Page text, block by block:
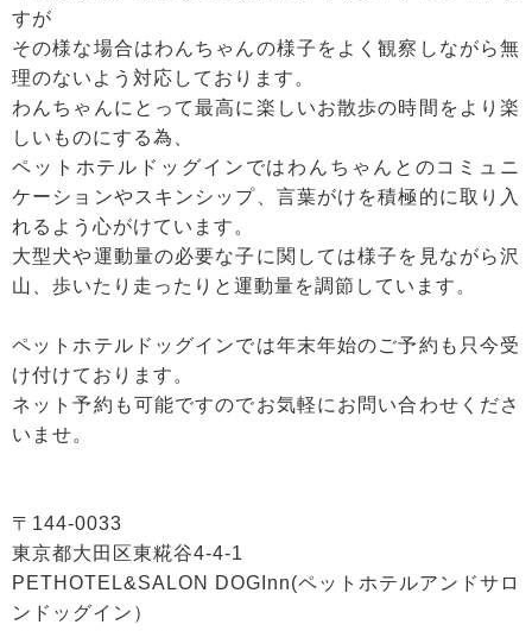
すが
その様な場合はわんちゃんの様子をよく観察しながら無
理のないよう対応しております。
わんちゃんにとって最高に楽しいお散歩の時間をより楽
しいものにする為、
ペットホテルドッグインではわんちゃんとのコミュニ
ケーションやスキンシップ、言葉がけを積極的に取り入
れるよう心がけています。
大型犬や運動量の必要な子に関しては様子を見ながら沢
山、歩いたり走ったりと運動量を調節しています。
ペットホテルドッグインでは年末年始のご予約も只今受
け付けております。
ネット予約も可能ですのでお気軽にお問い合わせくださ
いませ。
〒144-0033
東京都大田区東糀谷4-4-1
PETHOTEL&SALON DOGInn(ペットホテルアンドサロ
ンドッグイン）